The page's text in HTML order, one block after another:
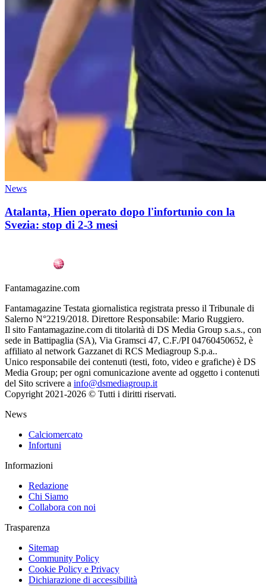
News
Atalanta, Hien operato dopo l'infortunio con la
Svezia: stop di 2-3 mesi
Fantamagazine.com
Fantamagazine Testata giornalistica registrata presso il Tribunale di
Salerno N°2219/2018. Direttore Responsabile: Mario Ruggiero.
Il sito Fantamagazine.com di titolarità di DS Media Group s.a.s., con
sede in Battipaglia (SA), Via Gramsci 47, C.F./PI 04760450652, è
affiliato al network Gazzanet di RCS Mediagroup S.p.a..
Unico responsabile dei contenuti (testi, foto, video e grafiche) è DS
Media Group; per ogni comunicazione avente ad oggetto i contenuti
del Sito scrivere a info@dsmediagroup.it
Copyright 2021-2026 © Tutti i diritti riservati.
News
Calciomercato
Infortuni
Informazioni
Redazione
Chi Siamo
Collabora con noi
Trasparenza
Sitemap
Community Policy
Cookie Policy e Privacy
Dichiarazione di accessibilità